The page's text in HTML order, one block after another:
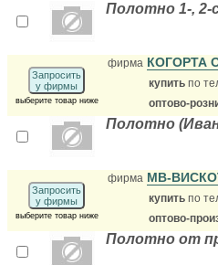
Полотно 1-, 2-
Запросить
у фирмы
выберите товар ниже
фирма КОГОРТА
купить по
оптово-
Полотно
Запросить
у фирмы
выберите товар ниже
фирма МВ-
купить по
оптово-
Полотно от